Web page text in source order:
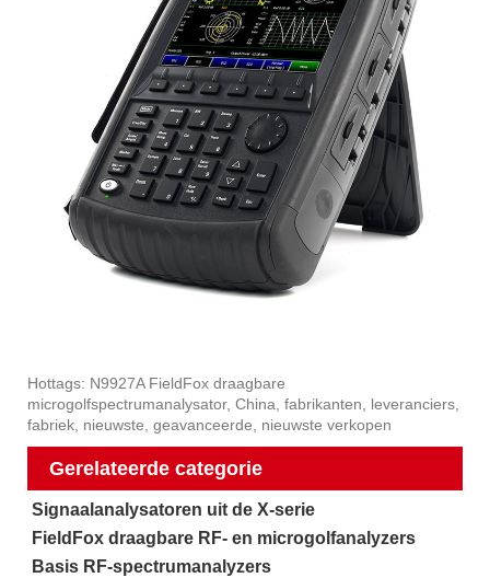
Hottags: N9927A FieldFox draagbare
microgolfspectrumanalysator, China, fabrikanten, leveranciers,
fabriek, nieuwste, geavanceerde, nieuwste verkopen
Gerelateerde categorie
Signaalanalysatoren uit de X-serie
FieldFox draagbare RF- en microgolfanalyzers
Basis RF-spectrumanalyzers